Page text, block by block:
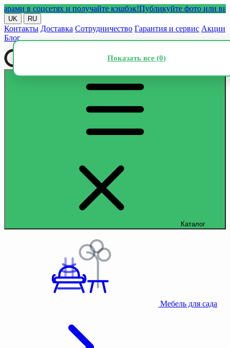
в соцсетях и получайте кэшбэк!Публикуйте фото или видео с
UK RU
Контакты Доставка Сотрудничество Гарантия и сервис Акции
Блог
Каталог
Мебель для сада
Показать все (0)